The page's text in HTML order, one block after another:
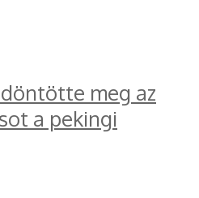
meg az
a pekingi